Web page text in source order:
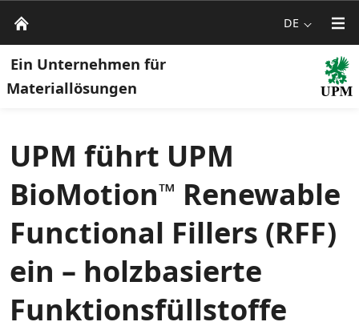
DE
Ein Unternehmen für
Materiallösungen
UPM führt UPM
BioMotion™ Renewable
Functional Fillers (RFF)
ein – holzbasierte
Funktionsfüllstoffe